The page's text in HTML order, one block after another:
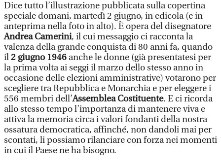
Dice tutto l’illustrazione pubblicata sulla copertina
speciale domani, martedì 2 giugno, in edicola (e in
anteprima nella foto in alto). È opera del disegnatore
Andrea Camerini, il cui messaggio ci racconta la
valenza della grande conquista di 80 anni fa, quando
il2 giugno 1946 anche le donne (già presentatesi per
la prima volta ai seggi il marzo dello stesso anno in
occasione delle elezioni amministrative) votarono per
scegliere tra Repubblica e Monarchia e per eleggere i
556 membri dell’Assemblea Costituente. E ci ricorda
allo stesso tempo l’importanza di mantenere viva e
attiva la memoria circa i valori fondanti della nostra
ossatura democratica, affinché, non dandoli mai per
scontati, li possiamo rilanciare con forza nei momenti
in cui il Paese ne ha bisogno.